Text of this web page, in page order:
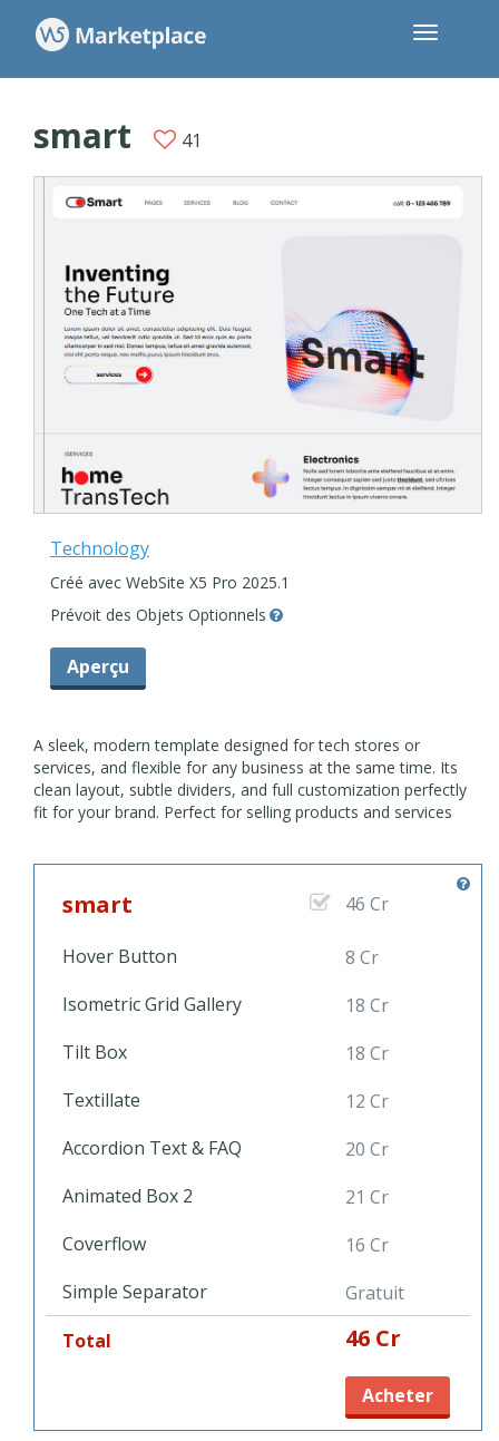
smart 41
Technology
Créé avec WebSite X5 Pro 2025.1
Prévoit des Objets Optionnels
Aperçu
A sleek, modern template designed for tech stores or
services, and flexible for any business at the same time. Its
clean layout, subtle dividers, and full customization perfectly
fit for your brand. Perfect for selling products and services
smart 46 Cr
Hover Button
8 Cr
Isometric Grid Gallery
18 Cr
Tilt Box
18 Cr
Textillate
12 Cr
Accordion Text & FAQ
20 Cr
Animated Box 2
21 Cr
Coverflow
16 Cr
Simple Separator
Gratuit
Total
46 Cr
Acheter